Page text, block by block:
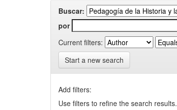
Buscar:
por
Current filters:
Start a new search
Add filters:
Use filters to refine the search results.